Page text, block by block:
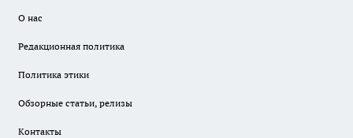
О нас
Редакционная политика
Политика этики
Обзорные статьи, релизы
Контакты